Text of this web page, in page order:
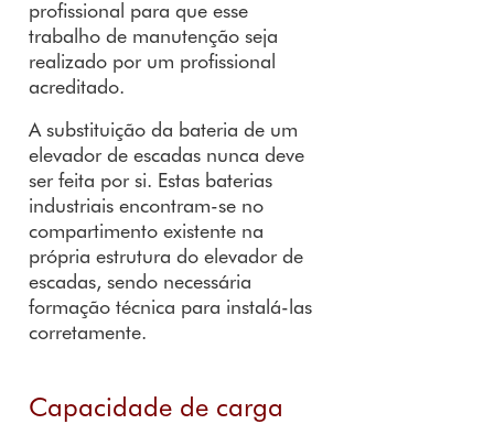
profissional para que esse
trabalho de manutenção seja
realizado por um profissional
acreditado.
A substituição da bateria de um
elevador de escadas nunca deve
ser feita por si. Estas baterias
industriais encontram-se no
compartimento existente na
própria estrutura do elevador de
escadas, sendo necessária
formação técnica para instalá-las
corretamente.
Capacidade de carga